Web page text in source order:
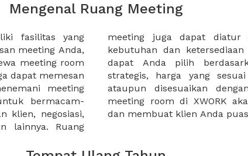
Mengenal Ruang Meeting
fasilitas yang
meeting Anda,
meeting room
dapat memesan
meeting
bermacam-
klien, negosiasi,
lainnya. Ruang
duduk sesuai
ruang meeting
lokasi yang
meeting Anda,
Anda. Sewa
meeting Anda
dan membuat klien Anda